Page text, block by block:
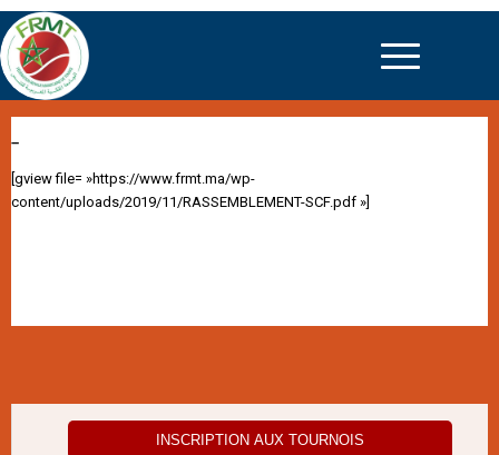
–
[gview file= »https://www.frmt.ma/wp-
content/uploads/2019/11/RASSEMBLEMENT-SCF.pdf »]
INSCRIPTION AUX TOURNOIS